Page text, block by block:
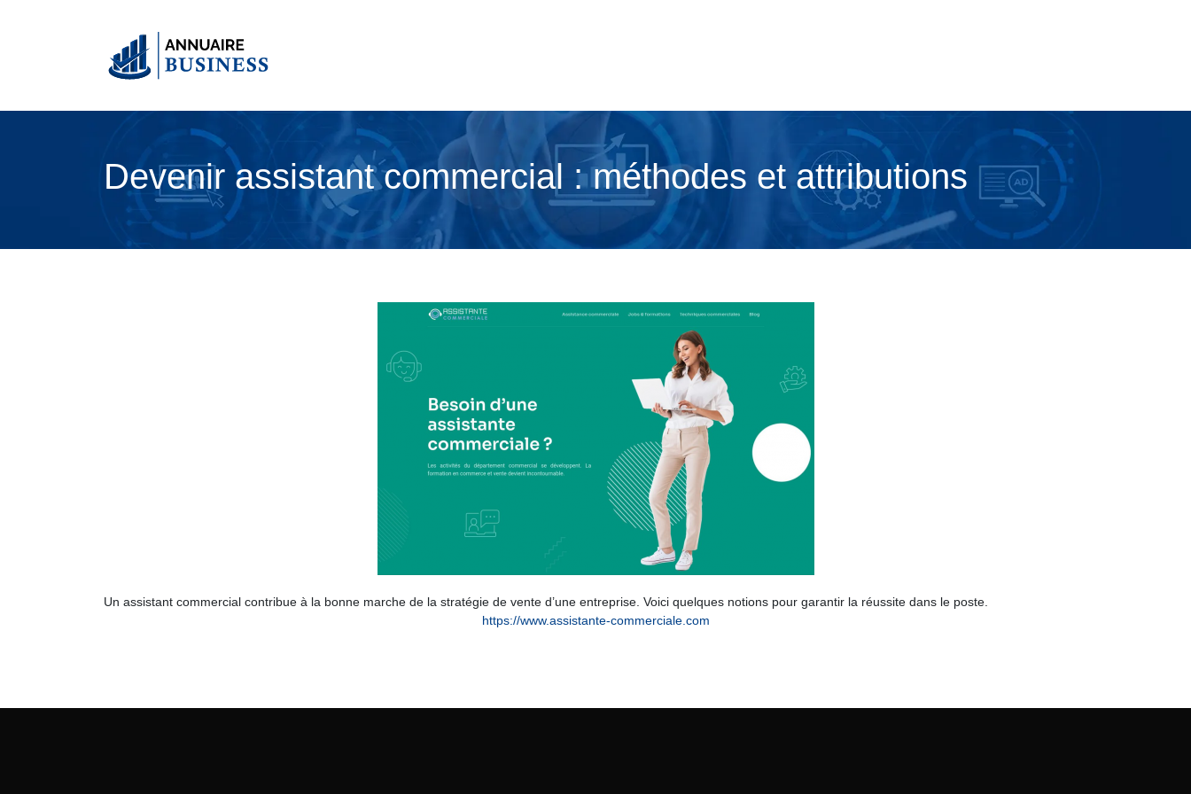
Devenir assistant commercial : méthodes et attributions
Un assistant commercial contribue à la bonne marche de la stratégie de vente d’une entreprise. Voici quelques notions pour garantir la réussite dans le poste.
https://www.assistante-commerciale.com